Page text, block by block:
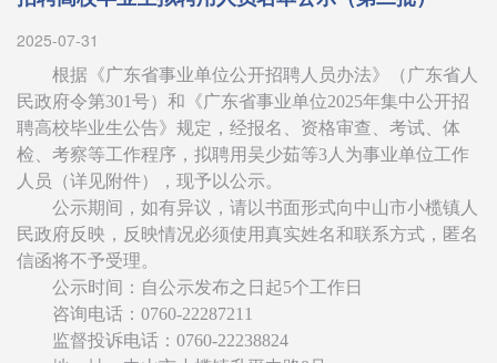
2025-07-31
根据《广东省事业单位公开招聘人员办法》（广东省人
民政府令第301号）和《广东省事业单位2025年集中公开招
聘高校毕业生公告》规定，经报名、资格审查、考试、体
检、考察等工作程序，拟聘用吴少茹等3人为事业单位工作
人员（详见附件），现予以公示。
公示期间，如有异议，请以书面形式向中山市小榄镇人
民政府反映，反映情况必须使用真实姓名和联系方式，匿名
信函将不予受理。
公示时间：自公示发布之日起5个工作日
咨询电话：0760-22287211
监督投诉电话：0760-22238824